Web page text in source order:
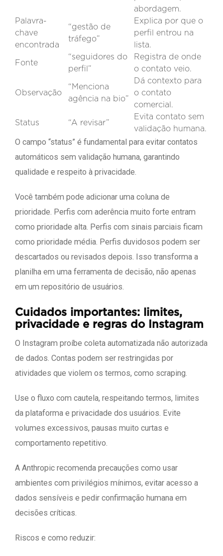
abordagem.
Palavra-
chave
encontrada
“gestão de
tráfego”
Explica por que o
perfil entrou na
lista.
Fonte
“seguidores do
perfil”
Registra de onde
o contato veio.
Observação
“Menciona
agência na bio”
Dá contexto para
o contato
comercial.
Status “A revisar”
Evita contato sem
validação humana.
O campo “status” é fundamental para evitar contatos
automáticos sem validação humana, garantindo
qualidade e respeito à privacidade.
Você também pode adicionar uma coluna de
prioridade. Perfis com aderência muito forte entram
como prioridade alta. Perfis com sinais parciais ficam
como prioridade média. Perfis duvidosos podem ser
descartados ou revisados depois. Isso transforma a
planilha em uma ferramenta de decisão, não apenas
em um repositório de usuários.
Cuidados importantes: limites,
privacidade e regras do Instagram
O Instagram proíbe coleta automatizada não autorizada
de dados. Contas podem ser restringidas por
atividades que violem os termos, como scraping.
Use o fluxo com cautela, respeitando termos, limites
da plataforma e privacidade dos usuários. Evite
volumes excessivos, pausas muito curtas e
comportamento repetitivo.
A Anthropic recomenda precauções como usar
ambientes com privilégios mínimos, evitar acesso a
dados sensíveis e pedir confirmação humana em
decisões críticas.
Riscos e como reduzir: